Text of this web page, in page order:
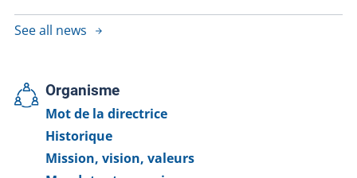
See all news
Organisme
Mot de la directrice
Historique
Mission, vision, valeurs